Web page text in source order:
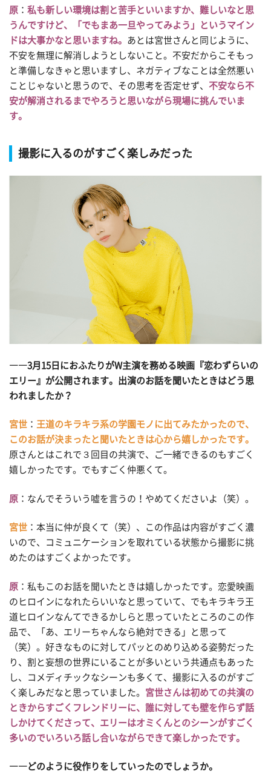
原 ： 私も新しい環境は割と苦手といいますか、難しいなと思
うんですけど、「でもまあ一旦やってみよう」というマイン
ドは大事かなと思いますね。 あとは宮世さんと同じように、
不安を無理に解消しようとしないこと。不安だからこそもっ
と準備しなきゃと思いますし、ネガティブなことは全然悪い
ことじゃないと思うので、その思考を否定せず、 不安なら不
安が解消されるまでやろうと思いながら現場に挑んでいま
す。
撮影に入るのがすごく楽しみだった
――3月15日におふたりがW主演を務める映画『恋わずらいの
エリー』が公開されます。出演のお話を聞いたときはどう思
われましたか？
宮世 ： 王道のキラキラ系の学園モノに出てみたかったので、
このお話が決まったと聞いたときは心から嬉しかったです。
原さんとはこれで３回目の共演で、ご一緒できるのもすごく
嬉しかったです。でもすごく仲悪くて。
原 ：なんでそういう嘘を言うの！やめてくださいよ（笑）。
宮世 ：本当に仲が良くて（笑）、この作品は内容がすごく濃
いので、コミュニケーションを取れている状態から撮影に挑
めたのはすごくよかったです。
原 ：私もこのお話を聞いたときは嬉しかったです。恋愛映画
のヒロインになれたらいいなと思っていて、でもキラキラ王
道ヒロインなんてできるかしらと思っていたところのこの作
品で、「あ、エリーちゃんなら絶対できる」と思って
（笑）。好きなものに対してパッとのめり込める姿勢だった
り、割と妄想の世界にいることが多いという共通点もあった
し、コメディチックなシーンも多くて、撮影に入るのがすご
く楽しみだなと思っていました。 宮世さんは初めての共演の
ときからすごくフレンドリーに、誰に対しても壁を作らず話
しかけてくださって、エリーはオミくんとのシーンがすごく
多いのでいろいろ話し合いながらできて楽しかったです。
――どのように役作りをしていったのでしょうか。